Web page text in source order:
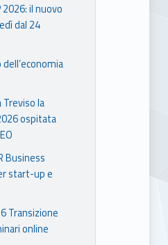
il nuovo
dal 24
la
ospitata
Business
start-up e
Transizione
online